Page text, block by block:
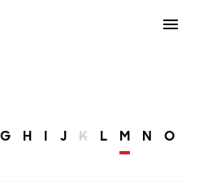
G H I J K L M N O